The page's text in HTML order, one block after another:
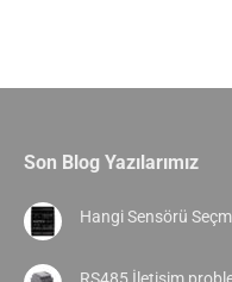
Son Blog Yazılarımız
Hangi Sensörü
RS485 İletişim